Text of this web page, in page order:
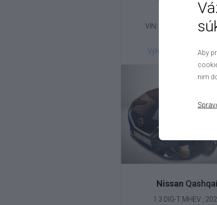
1.3 T-GDI , 2023
VIN:
Výhodné splátky na
Nissan
1.3 DIG-T MHEV ,
Aby
nim